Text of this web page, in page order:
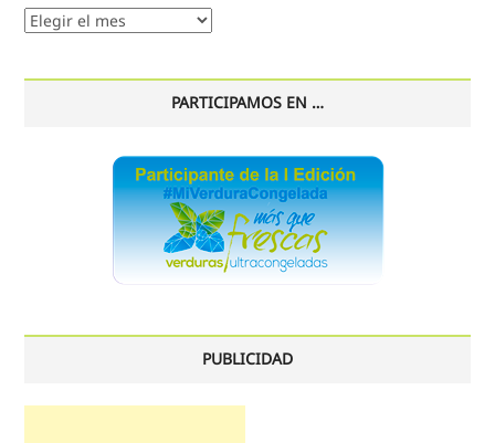
Nuestro
PARTICIPAMOS EN …
PUBLICIDAD